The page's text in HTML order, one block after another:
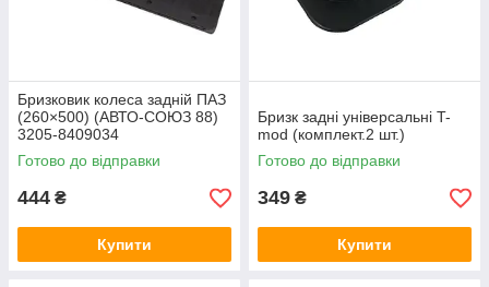
Бризковик колеса задній ПАЗ
(260×500) (АВТО-СОЮЗ 88)
3205-8409034
Готово до відправки
444 ₴
Купити
Бризк задні універсальні T-
mod (комплект.2 шт.)
Готово до відправки
349 ₴
Купити